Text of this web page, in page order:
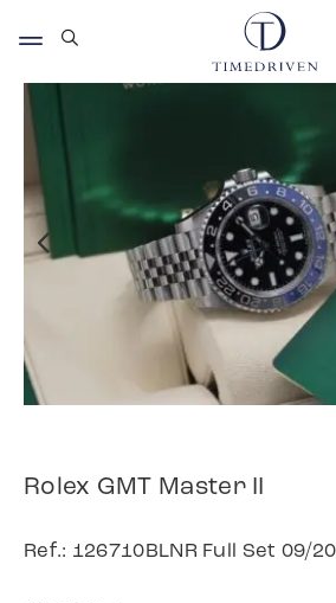
Rolex GMT Master II
Ref.: 126710BLNR Full Set 09/